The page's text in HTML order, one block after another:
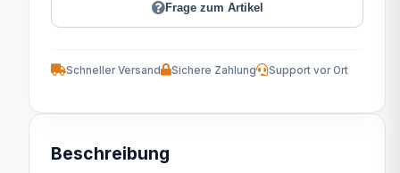
Frage zum Artikel
Schneller Versand Sichere Zahlung Support vor Ort
Beschreibung